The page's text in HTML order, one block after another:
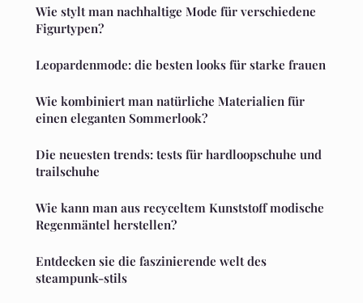
Wie stylt man nachhaltige Mode für verschiedene
Figurtypen?
Leopardenmode: die besten looks für starke frauen
Wie kombiniert man natürliche Materialien für
einen eleganten Sommerlook?
Die neuesten trends: tests für hardloopschuhe und
trailschuhe
Wie kann man aus recyceltem Kunststoff modische
Regenmäntel herstellen?
Entdecken sie die faszinierende welt des
steampunk-stils